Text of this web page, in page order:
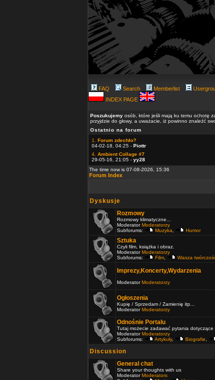
FAQ Search Memberlist
INDEX PAGE
Poszukujemy osób, które jeśli mają ku temu ochotę
przyjdzie do głowy, a uważacie, iż powinno znaleźć
Ostatnio na forum
1. Forum zdechło?
04-02-18, 04:25 - Piottr
4. Ambient Collage #7
29-05-16, 21:05 - yy28
The time now is 07-08-2026, 15:36
Forum Index
Dyskusje
Rozmowy
Rozmowy klimatyczne...
ModeratorModeratorzy
Subforums:
Muzyka Humor
Sztuka
Czyli film, książka i obraz.
ModeratorModeratorzy
Subforums:
Film Wasza
Imprezy,Koncerty,Wydarzenia
ModeratorModeratorzy
Ogłoszenia
Kupię / Sprzedam / Zamienię itp...
ModeratorModeratorzy
Odnośnie Portalu
Tutaj możecie zadawać pytania dotyczące
ModeratorModeratorzy
Subforums:
Artykuły, Biografie
Discussion
General chat
Share your thoughts with us
ModeratorModerators